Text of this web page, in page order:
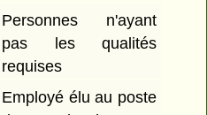
Personnes n'ayant
pas les qualités
requises
Employé élu au poste